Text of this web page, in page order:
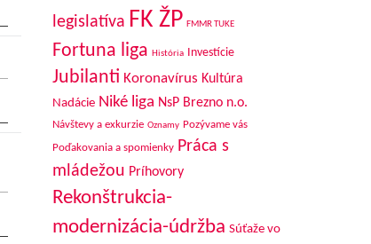
legislatíva FK ŽP FMMR TUKE
Fortuna liga História Investície
Jubilanti Koronavírus Kultúra
Nadácie Niké liga NsP Brezno n.o.
Návštevy a exkurzie Oznamy Pozývame vás
Poďakovania a spomienky Práca s
mládežou Príhovory
Rekonštrukcia-
modernizácia-údržba Súťaže vo